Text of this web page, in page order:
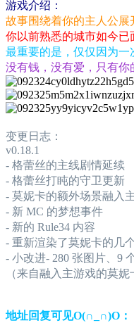
游戏介绍：
故事围绕着你的主人公
你以前熟悉的城市如今已
最重要的是，仅仅因为
没有钱，没有爱，只有你
变更日志：
v0.18.1
- 格蕾丝的主线剧情延续
- 格蕾丝打盹的守卫更新
- 莫妮卡的额外场景融入
- 新 MC 的梦想事件
- 新的 Rule34 内容
- 重新渲染了莫妮卡的几
- 小改进- 280 张图片、9
（来自融入主游戏的莫妮
地址回复可见O(∩_∩)O：